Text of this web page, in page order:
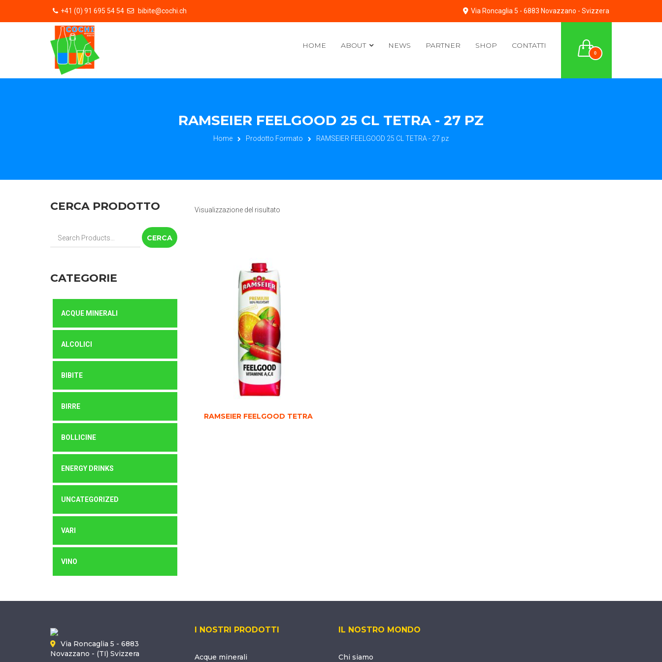
+41 (0) 91 695 54 54 bibite@cochi.ch Via Roncaglia 5 - 6883 Novazzano - Svizzera
0
HOME ABOUT NEWS PARTNER SHOP CONTATTI
RAMSEIER FEELGOOD 25 CL TETRA - 27 PZ
Home Prodotto Formato RAMSEIER FEELGOOD 25 CL TETRA - 27 pz
Visualizzazione del risultato
RAMSEIER FEELGOOD TETRA
CERCA PRODOTTO
Cerca:
CATEGORIE
ACQUE MINERALI
ALCOLICI
BIBITE
BIRRE
BOLLICINE
ENERGY DRINKS
UNCATEGORIZED
VARI
VINO
Via Roncaglia 5 - 6883
Novazzano - (TI) Svizzera
I NOSTRI PRODOTTI
Acque minerali
IL NOSTRO MONDO
Chi siamo